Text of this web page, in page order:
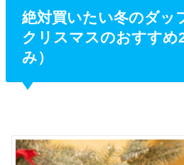
絶対買いたい冬のダッ
クリスマスのおすすめ
み）